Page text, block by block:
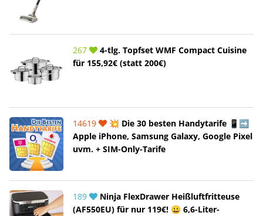
267
4-tlg. Topfset WMF Compact Cuisine
für 155,92€ (statt 200€)
14619
💥 Die 30 besten Handytarife 📱➡️
Apple iPhone, Samsung Galaxy, Google Pixel
uvm. + SIM-Only-Tarife
189
Ninja FlexDrawer Heißluftfritteuse
(AF550EU) für nur 119€! 😀 6,6-Liter-